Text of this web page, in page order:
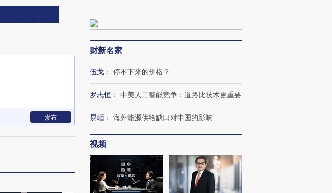
发布
财新名家
伍戈 ： 停不下来的价格？
罗志恒 ： 中美人工智能竞争：道路比技术更重要
易峘 ： 海外能源供给缺口对中国的影响
视频